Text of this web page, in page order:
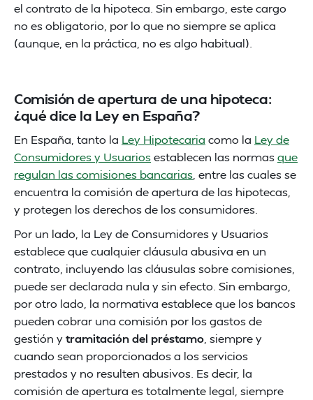
el contrato de la hipoteca. Sin embargo, este cargo
no es obligatorio, por lo que no siempre se aplica
(aunque, en la práctica, no es algo habitual).
Comisión de apertura de una hipoteca:
¿qué dice la Ley en España?
En España, tanto la Ley Hipotecaria como la Ley de
Consumidores y Usuariosestablecen las normasque
regulan las comisiones bancarias , entre las cuales se
encuentra la comisión de apertura de las hipotecas,
y protegen los derechos de los consumidores.
Por un lado, la Ley de Consumidores y Usuarios
establece que cualquier cláusula abusiva en un
contrato, incluyendo las cláusulas sobre comisiones,
puede ser declarada nula y sin efecto. Sin embargo,
por otro lado, la normativa establece que los bancos
pueden cobrar una comisión por los gastos de
gestión ytramitación del préstamo , siempre y
cuando sean proporcionados a los servicios
prestados y no resulten abusivos. Es decir, la
comisión de apertura es totalmente legal, siempre